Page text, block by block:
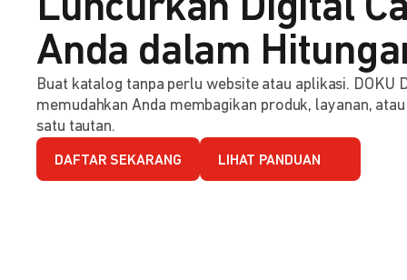
Luncurkan Digital
Anda dalam
Buat katalog tanpa perlu website atau aplikasi. DOKU
memudahkan Anda membagikan produk, layanan,
satu tautan.
DAFTAR SEKARANG LIHAT PANDUAN